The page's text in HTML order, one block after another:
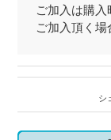
ご加入は購
ご加入頂く
シ